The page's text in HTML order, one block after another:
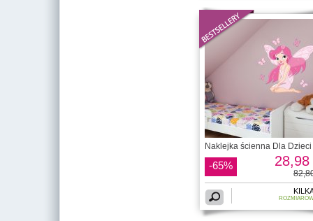
Naklejka ścienna Dla Dzieci
-65% 28,98